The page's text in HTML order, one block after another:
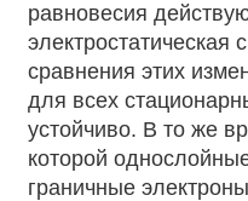
равновесия
сравнения этих
для всех
устойчиво. В то же
которой
граничные